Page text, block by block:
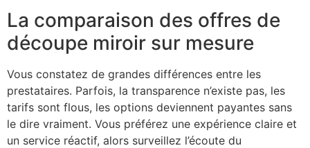
La comparaison des offres de
découpe miroir sur mesure
Vous constatez de grandes différences entre les
prestataires. Parfois, la transparence n’existe pas, les
tarifs sont flous, les options deviennent payantes sans
le dire vraiment. Vous préférez une expérience claire et
un service réactif, alors surveillez l’écoute du